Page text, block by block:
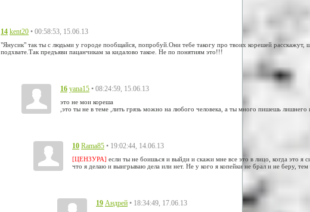
14 kent20 • 00:58:53, 15.06.13
"Янусик" так ты с людьми у городе пообщайся, попробуй.Они тебе такогу про твоих корешей
подхвате.Так предъяви пацанчикам за кидалово такое. Не по понятиям это!!!
16 yana15 • 08:24:59, 15.06.13
это не мои кореша
,это ты не в теме ,лить грязь можно на любого человека, а ты много пишешь лишнего
10 Rama85 • 19:02:44, 14.06.13
[ЦЕНЗУРА] если ты не боишься и выйди и скажи мне все это в лицо, когда это я
что я делаю и выигрываю дела или нет. Не у кого я копейки не брал и не беру,
19 Андрей • 18:34:49, 17.06.13